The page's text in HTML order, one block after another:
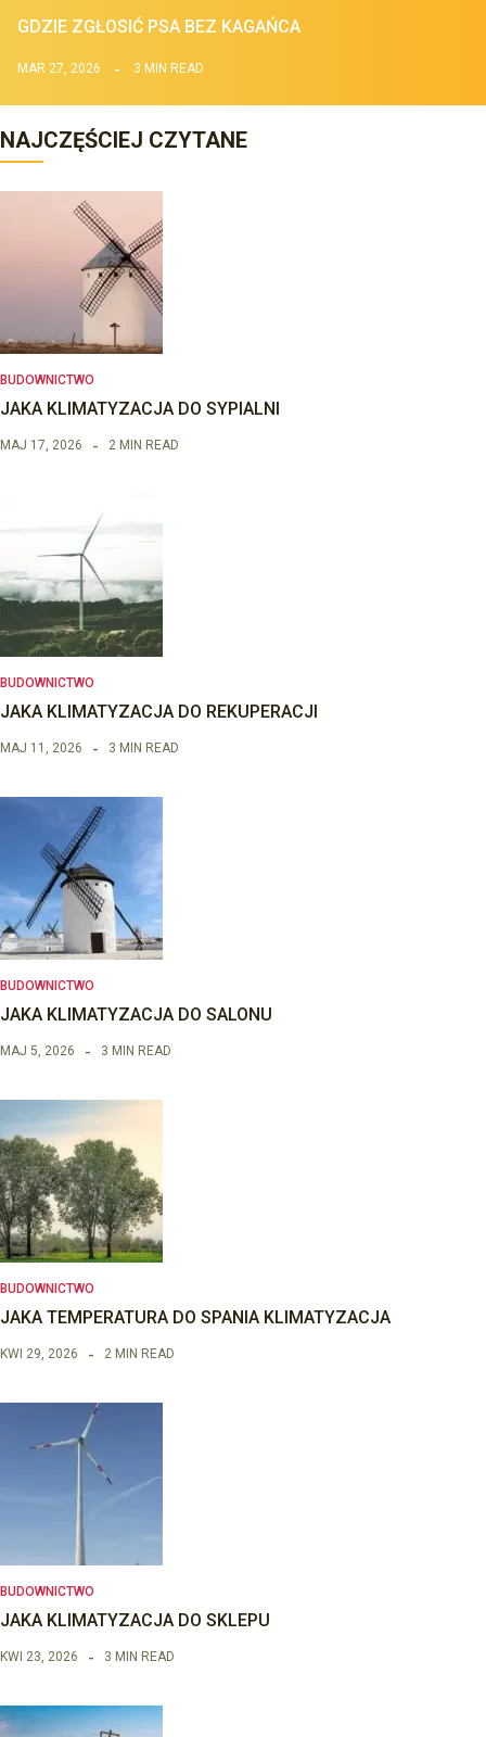
GDZIE ZGŁOSIĆ PSA BEZ KAGAŃCA
MAR 27, 2026 3 MIN READ
NAJCZĘŚCIEJ CZYTANE
BUDOWNICTWO
JAKA KLIMATYZACJA DO SYPIALNI
MAJ 17, 2026 2 MIN READ
BUDOWNICTWO
JAKA KLIMATYZACJA DO REKUPERACJI
MAJ 11, 2026 3 MIN READ
BUDOWNICTWO
JAKA KLIMATYZACJA DO SALONU
MAJ 5, 2026 3 MIN READ
BUDOWNICTWO
JAKA TEMPERATURA DO SPANIA KLIMATYZACJA
KWI 29, 2026 2 MIN READ
BUDOWNICTWO
JAKA KLIMATYZACJA DO SKLEPU
KWI 23, 2026 3 MIN READ